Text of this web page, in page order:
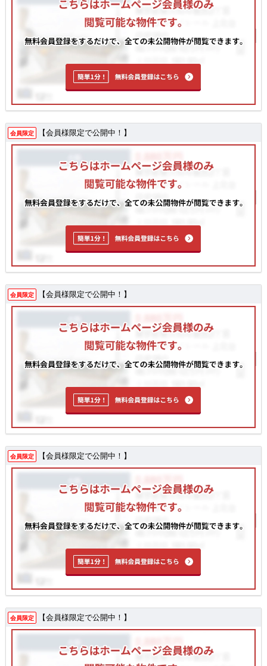
会員限定 【会員様限定で公開中！】
会員限定 【会員様限定で公開中！】
会員限定 【会員様限定で公開中！】
会員限定 【会員様限定で公開中！】